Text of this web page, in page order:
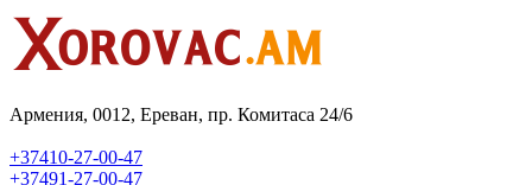
Армения, 0012, Ереван, пр. Комитаса 24/6
+37410-27-00-47
+37491-27-00-47